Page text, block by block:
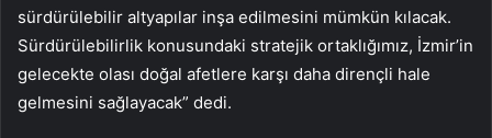
sürdürülebilir altyapılar inşa edilmesini mümkün kılacak.
Sürdürülebilirlik konusundaki stratejik ortaklığımız, İzmir’in
gelecekte olası doğal afetlere karşı daha dirençli hale
gelmesini sağlayacak” dedi.